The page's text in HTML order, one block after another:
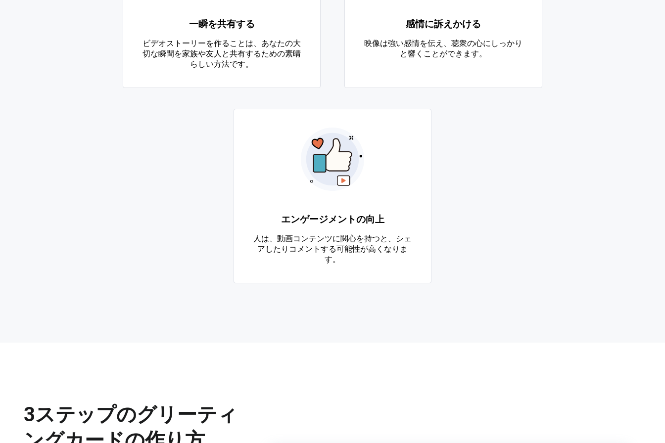
一瞬を共有する
ビデオストーリーを作ることは、あなたの大
切な瞬間を家族や友人と共有するための素晴
らしい方法です。
感情に訴えかける
映像は強い感情を伝え、聴衆の心にしっかり
と響くことができます。
エンゲージメントの向上
人は、動画コンテンツに関心を持つと、シェ
アしたりコメントする可能性が高くなりま
す。
3ステップのグリーティ